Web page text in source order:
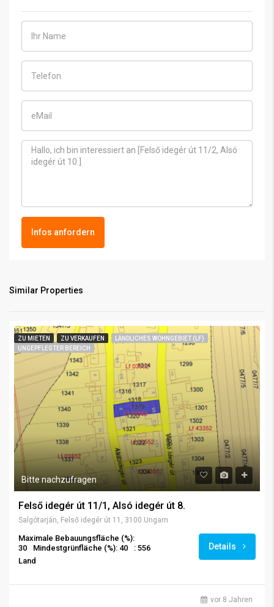
Infos anfordern
Similar Properties
ZU MIETEN ZU VERKAUFEN
LÄNDLICHES WOHNGEBIET (LF)
UNGEPFLEGTER BEREICH
Bitte nachzufragen
Felső idegér út 11/1, Alsó idegér út 8.
Salgótarján, Felső idegér út 11, 3100 Ungarn
Maximale Bebauungsfläche (%):
30
Mindestgrünfläche (%): 40
: 556
Land
Details
vor 8 Jahren